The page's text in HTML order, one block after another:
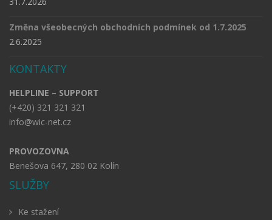
Změna všeobecných obchodních podmínek od 1.7.2025
2.6.2025
KONTAKTY
HELPLINE – SUPPORT
(+420) 321 321 321
info@wic-net.cz
PROVOZOVNA
Benešova 647, 280 02 Kolín
SLUŽBY
Ke stažení